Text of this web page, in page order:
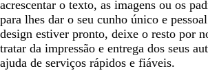
acrescentar o texto, as imagens ou os
para lhes dar o seu cunho único e
design estiver pronto, deixe o resto por
tratar da impressão e entrega dos seus
ajuda de serviços rápidos e fiáveis.